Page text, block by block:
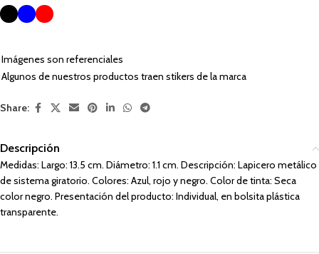
Imágenes son referenciales
Algunos de nuestros productos traen stikers de la marca
Share:
Descripción
Medidas: Largo: 13.5 cm. Diámetro: 1.1 cm. Descripción: Lapicero metálico
de sistema giratorio. Colores: Azul, rojo y negro. Color de tinta: Seca
color negro. Presentación del producto: Individual, en bolsita plástica
transparente.